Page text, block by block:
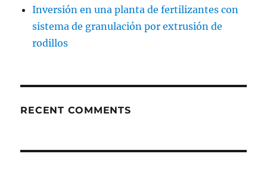
Inversión en una planta de fertilizantes con
sistema de granulación por extrusión de
rodillos
RECENT COMMENTS